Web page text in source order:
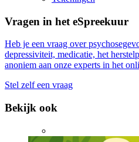
Vragen in het eSpreekuur
Heb je een vraag over
depressiviteit, medicatie, het
anoniem aan onze experts in het
Stel zelf een vraag
Bekijk ook